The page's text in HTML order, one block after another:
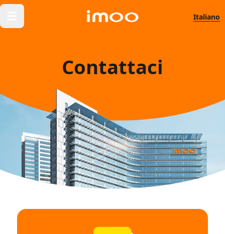
Italiano
Contattaci